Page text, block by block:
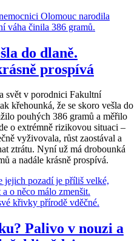
do dlaně.
prospívá
svět v porodnici Fakultní
křehounká, že se skoro vešla do
pouhých 386 gramů a měřilo
o extrémně rizikovou situaci –
vyživovala, růst zaostával a
ztrátu. Nyní už má drobounká
a nadále krásně prospívá.
Palivo v nouzi a